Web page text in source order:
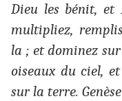
Dieu les bénit, et
multipliez,
la ; et dominez
oiseaux du ciel,
sur la terre.